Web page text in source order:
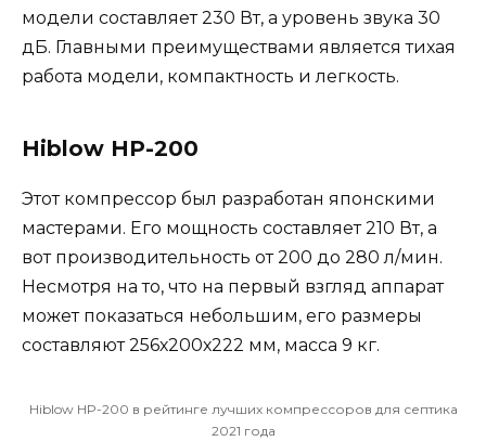
модели составляет 230 Вт, а уровень звука 30
дБ. Главными преимуществами является тихая
работа модели, компактность и легкость.
Hiblow HP-200
Этот компрессор был разработан японскими
мастерами. Его мощность составляет 210 Вт, а
вот производительность от 200 до 280 л/мин.
Несмотря на то, что на первый взгляд аппарат
может показаться небольшим, его размеры
составляют 256х200х222 мм, масса 9 кг.
Hiblow HP-200 в рейтинге лучших компрессоров для септика
2021 года